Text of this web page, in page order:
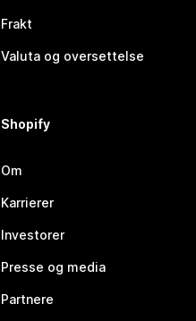
Frakt
Valuta og oversettelse
Shopify
Om
Karrierer
Investorer
Presse og media
Partnere